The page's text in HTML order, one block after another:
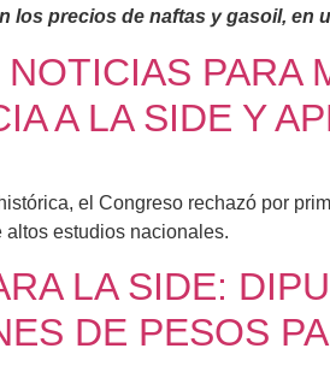
los precios de naftas y gasoil, en
PARA
A LA SIDE Y
el Congreso rechazó por
altos estudios nacionales.
LA SIDE:
DE PESOS